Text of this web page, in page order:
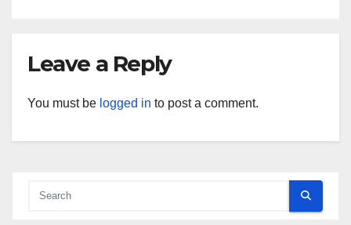
Leave a Reply
You must be logged in to post a comment.